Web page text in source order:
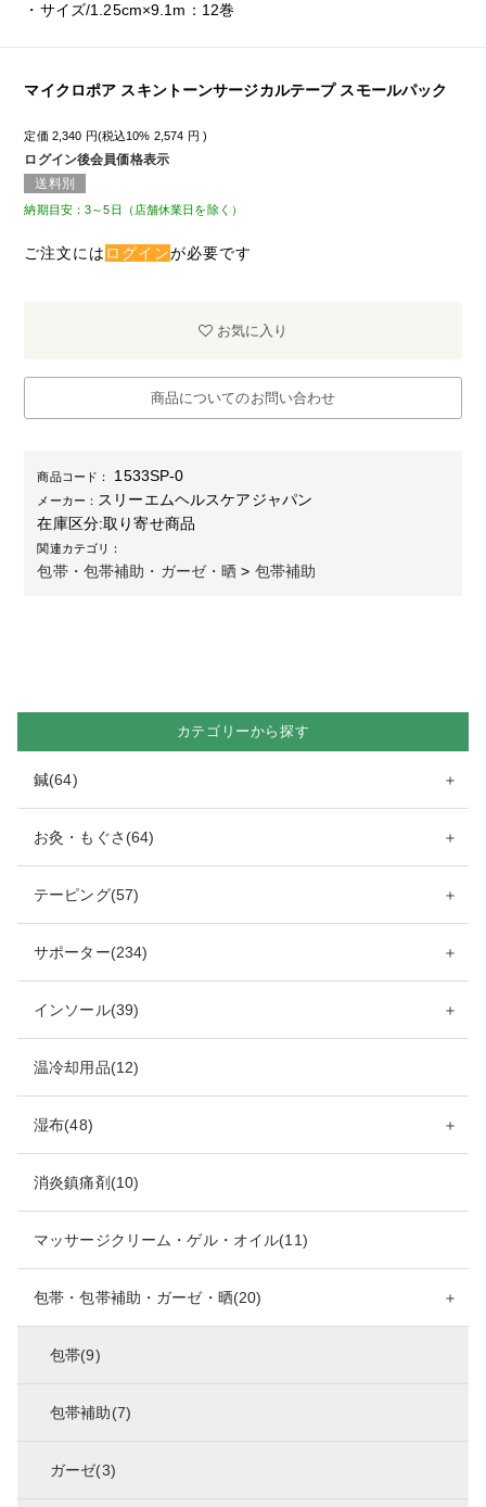
・サイズ/1.25cm×9.1m：12巻
マイクロポア スキントーンサージカルテープ スモールパック
定価 2,340 円(税込10% 2,574 円 )
ログイン後会員価格表示
送料別
納期目安：3～5日（店舗休業日を除く）
ご注文には ログインが必要です
お気に入り
商品についてのお問い合わせ
商品コード： 1533SP-0
メーカー： スリーエムヘルスケアジャパン
在庫区分:取り寄せ商品
関連カテゴリ：
包帯・包帯補助・ガーゼ・晒 > 包帯補助
カテゴリーから探す
鍼(64) ＋
お灸・もぐさ(64) ＋
テーピング(57) ＋
サポーター(234) ＋
インソール(39) ＋
温冷却用品(12)
湿布(48) ＋
消炎鎮痛剤(10)
マッサージクリーム・ゲル・オイル(11)
包帯・包帯補助・ガーゼ・晒(20) ＋
包帯(9)
包帯補助(7)
ガーゼ(3)